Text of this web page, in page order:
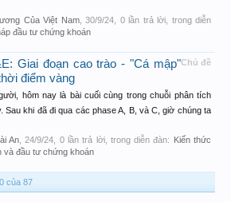
Của Việt Nam,30/9/24 , 0 lần trả lời, trong diễn
đầu tư chứng khoán
Chủ đề
Giai đoạn cao trào - "Cá mập"
điểm vàng
hôm nay là bài cuối cùng trong chuỗi phân tích
Sau khi đã đi qua các phase A, B, và C, giờ chúng ta
An ,24/9/24 , 0 lần trả lời, trong diễn đàn: Kiến thức
và đầu tư chứng khoán
của 87